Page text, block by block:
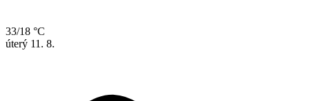
33/18 °C
úterý 11. 8.